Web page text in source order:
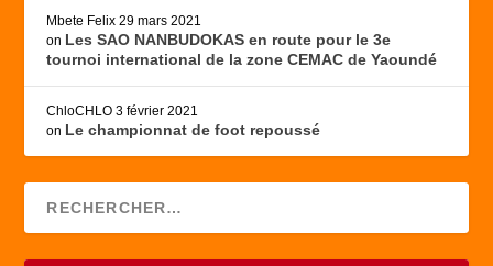
Mbete Felix 29 mars 2021
on Les SAO NANBUDOKAS en route pour le 3e
tournoi international de la zone CEMAC de Yaoundé
ChloCHLO 3 février 2021
on Le championnat de foot repoussé